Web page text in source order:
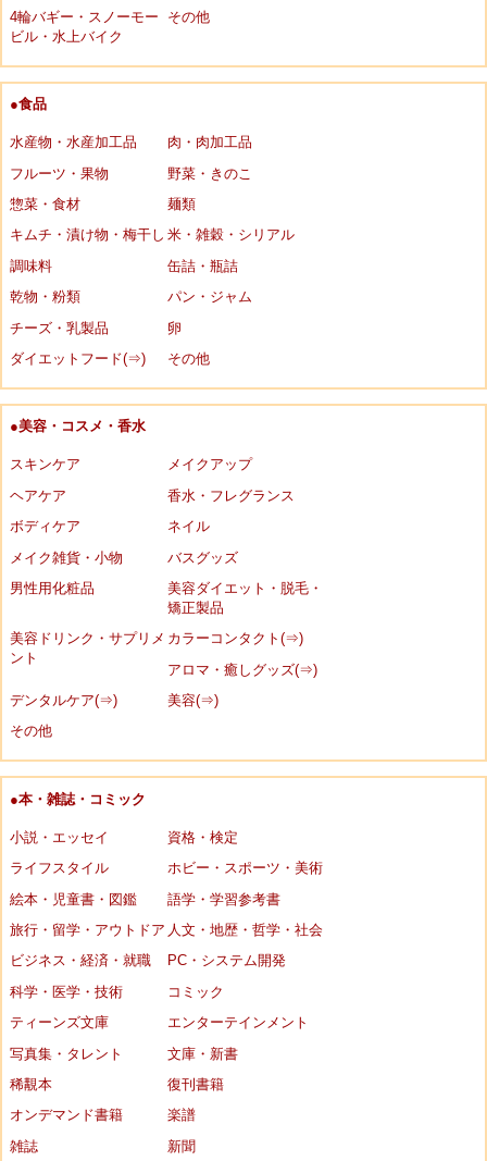
4輪バギー・スノーモー
ビル・水上バイク
その他
●食品
水産物・水産加工品
肉・肉加工品
フルーツ・果物
野菜・きのこ
惣菜・食材
麺類
キムチ・漬け物・梅干し 米・雑穀・シリアル
調味料
缶詰・瓶詰
乾物・粉類
パン・ジャム
チーズ・乳製品
卵
ダイエットフード(⇒)
その他
●美容・コスメ・香水
スキンケア
メイクアップ
ヘアケア
香水・フレグランス
ボディケア
ネイル
メイク雑貨・小物
バスグッズ
男性用化粧品
美容ダイエット・脱毛・
矯正製品
美容ドリンク・サプリメ
ント
カラーコンタクト(⇒)
アロマ・癒しグッズ(⇒)
デンタルケア(⇒)
美容(⇒)
その他
●本・雑誌・コミック
小説・エッセイ
資格・検定
ライフスタイル
ホビー・スポーツ・美術
絵本・児童書・図鑑
語学・学習参考書
旅行・留学・アウトドア 人文・地歴・哲学・社会
ビジネス・経済・就職
PC・システム開発
科学・医学・技術
コミック
ティーンズ文庫
エンターテインメント
写真集・タレント
文庫・新書
稀覯本
復刊書籍
オンデマンド書籍
楽譜
雑誌
新聞